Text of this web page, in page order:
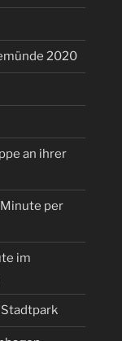
2020
an ihrer
per
im
Stadtpark